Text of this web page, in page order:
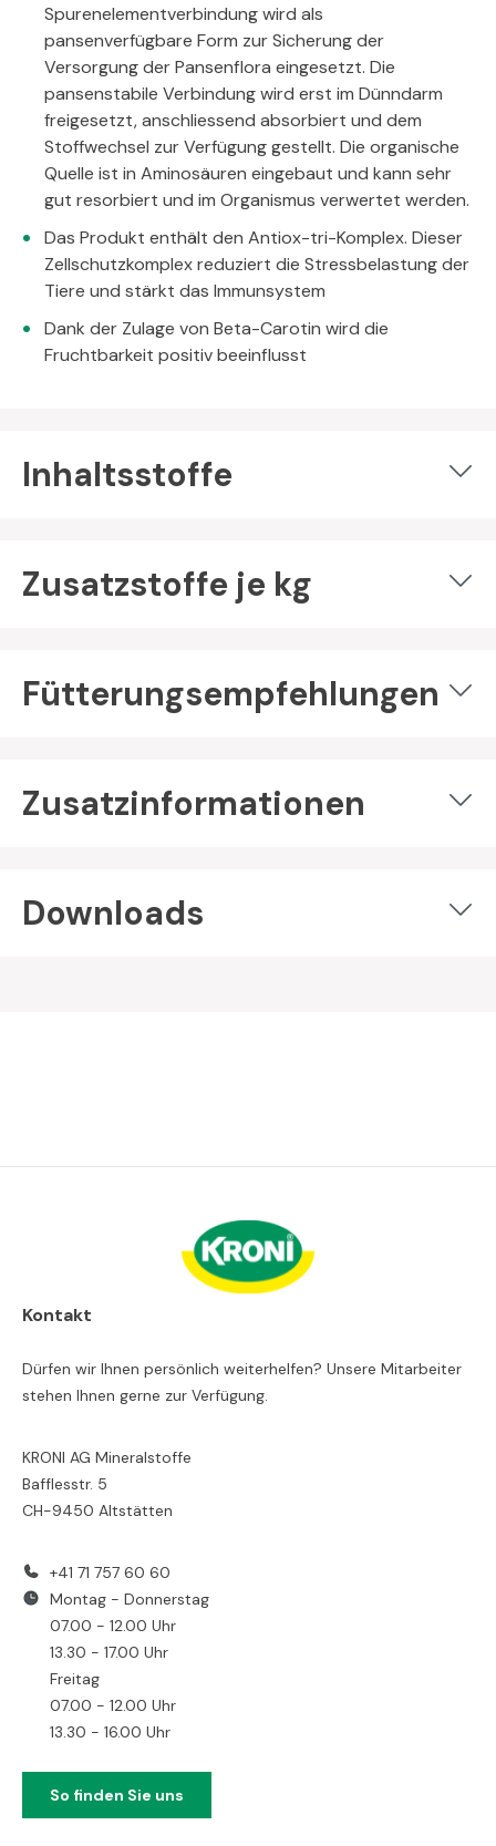
Spurenelementverbindung wird als
pansenverfügbare Form zur Sicherung der
Versorgung der Pansenflora eingesetzt. Die
pansenstabile Verbindung wird erst im Dünndarm
freigesetzt, anschliessend absorbiert und dem
Stoffwechsel zur Verfügung gestellt. Die organische
Quelle ist in Aminosäuren eingebaut und kann sehr
gut resorbiert und im Organismus verwertet werden.
Das Produkt enthält den Antiox-tri-Komplex. Dieser
Zellschutzkomplex reduziert die Stressbelastung der
Tiere und stärkt das Immunsystem
Dank der Zulage von Beta-Carotin wird die
Fruchtbarkeit positiv beeinflusst
Inhaltsstoffe
Zusatzstoffe je kg
Fütterungsempfehlungen
Zusatzinformationen
Downloads
Kontakt
Dürfen wir Ihnen persönlich weiterhelfen? Unsere Mitarbeiter
stehen Ihnen gerne zur Verfügung.
KRONI AG Mineralstoffe
Bafflesstr. 5
CH-9450 Altstätten
+41 71 757 60 60
Montag - Donnerstag
07.00 - 12.00 Uhr
13.30 - 17.00 Uhr
Freitag
07.00 - 12.00 Uhr
13.30 - 16.00 Uhr
So finden Sie uns